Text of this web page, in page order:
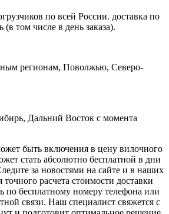
по всей России. доставка по
том числе в день заказа).
регионам, Поволжью, Северо-
Дальний Восток с момента
быть включения в цену вилочного
стать абсолютно бесплатной в дни
за новостями на сайте и в наших
расчета стоимости доставки
по бесплатному номеру телефона или
связи. Наш специалист свяжется с